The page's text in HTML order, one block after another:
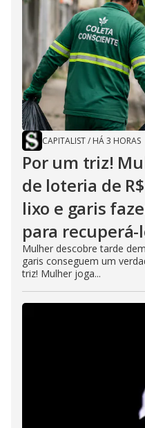
CAPITALIST/ HÁ 3 HORAS
Por um triz!
de loteria de
lixo e garis
para recuperá-
Mulher descobre tarde
garis conseguem um
triz! Mulher joga...